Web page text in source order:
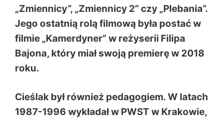
„Zmiennicy”, „Zmiennicy 2” czy „Plebania”.
Jego ostatnią rolą filmową była postać w
filmie „Kamerdyner” w reżyserii Filipa
Bajona, który miał swoją premierę w 2018
roku.
Cieślak był również pedagogiem. W latach
1987-1996 wykładał w PWST w Krakowie,